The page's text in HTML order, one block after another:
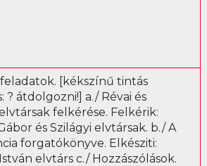
feladatok. [kékszínű tintás
? átdolgozni!] a./ Révai és
felkérése. Felkérik:
és Szilágyi elvtársak. b./ A
forgatókönyve. Elkésziti:
elvtárs c./ Hozzászólások.